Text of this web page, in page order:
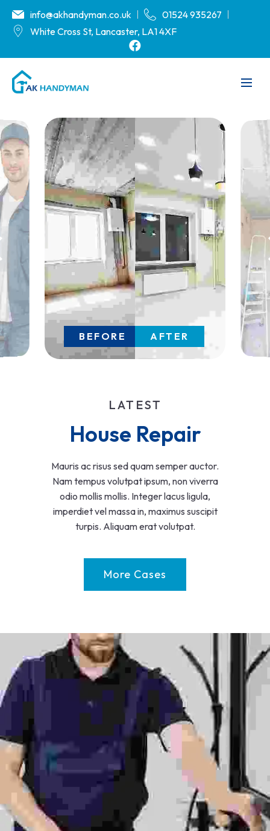
info@akhandyman.co.uk
01524 935267
White Cross St, Lancaster, LA1 4XF
BEFORE AFTER
LATEST
House Repair
Mauris ac risus sed quam semper auctor.
Nam tempus volutpat ipsum, non viverra
odio mollis mollis. Integer lacus ligula,
imperdiet vel massa in, maximus suscipit
turpis. Aliquam erat volutpat.
More Cases